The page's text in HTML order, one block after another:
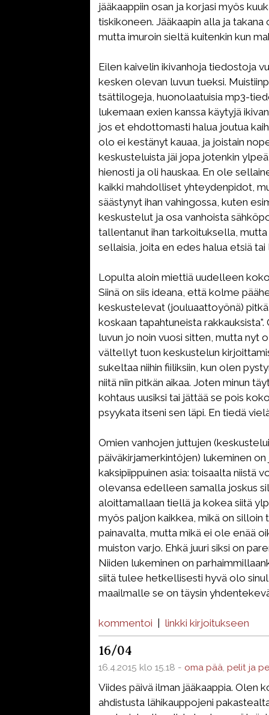
jääkaappiin osan ja korjasi myös
tiskikoneen. Jääkaapin alla ja
mutta imuroin sieltä kuitenkin kun
Eilen kaivelin ikivanhoja tiedostoja
kesken olevan luvun tueksi.
tsättilogeja, huonolaatuisia mp3-
lukemaan exien kanssa käytyjä
jos et ehdottomasti halua joutua
olo ei kestänyt kauaa, ja joistain
keskusteluista jäi jopa jotenkin
hienosti ja oli hauskaa. En ole
kaikki mahdolliset yhteydenpidot,
säästynyt ihan vahingossa, kuten
keskustelut ja osa vanhoista
tallentanut ihan tarkoituksella, mutta
sellaisia, joita en edes halua etsiä tai
Lopulta aloin miettiä uudelleen
Siinä on siis ideana, että kolme
keskustelevat (jouluaattoyönä)
koskaan tapahtuneista
luvun jo noin vuosi sitten, mutta nyt
vältellyt tuon keskustelun
sukeltaa niihin fiiliksiin, kun olen
niitä niin pitkän aikaa. Joten minun
kohtaus uusiksi tai jättää se pois
psyykata itseni sen läpi. En tiedä
Omien vanhojen juttujen
päiväkirjamerkintöjen) lukeminen on
kaksipiippuinen asia: toisaalta niistä
olevansa edelleen samalla joskus
aloittamallaan tiellä ja kokea siitä
myös paljon kaikkea, mikä on silloin
painavalta, mutta mikä ei ole enää
muiston varjo. Ehkä juuri siksi on
Niiden lukeminen on
siitä tulee hetkellisesti hyvä olo
maailmalle se on täysin
kommentoi linkki kirjoitukseen
16/04
16.4.2015 klo 15.18 - oma pää, pelit ja
Viides päivä ilman jääkaappia. Olen
ahdistusta lähikauppojeni